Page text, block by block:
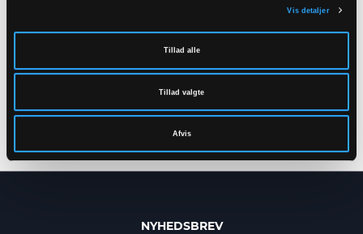
Vis detaljer
Tillad alle
Tillad valgte
Afvis
REGNSÆT MED JAKKE
REGNJAKKE I PU
KVALITET
XXS - 5XL
NYHEDSBREV